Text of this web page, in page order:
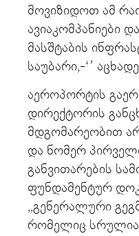
მოვიზიდოთ ამ
ავიაკომპანიები
მასშტაბის
საუბარი,-‘’
აეროპორტის
დირექტორის
მდგომარეობით
და ნომერ
განვითარების
ფუნდამენტურ
,,გენერალური
რომელიც